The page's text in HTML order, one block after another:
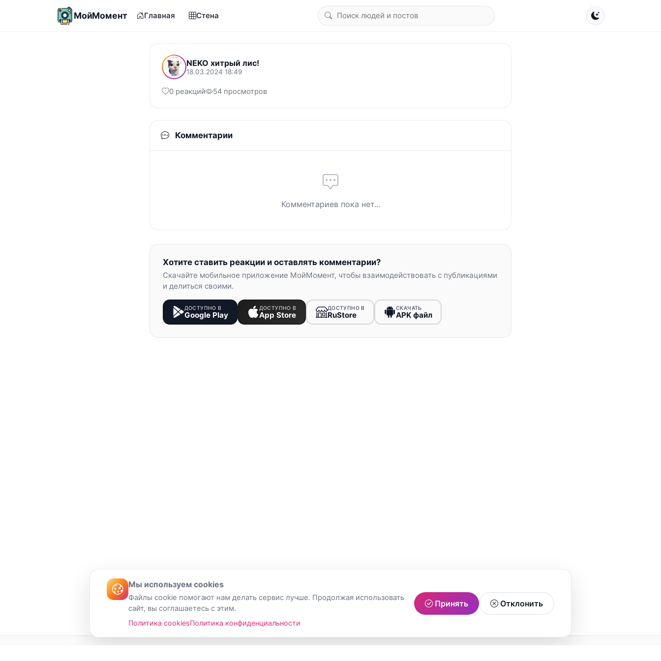
МойМомент Главная Стена
NEKO хитрый лис!
18.03.2024 18:49
0 реакций 54 просмотров
Комментарии
Комментариев пока нет...
Хотите ставить реакции и оставлять комментарии?
Скачайте мобильное приложение МойМомент, чтобы взаимодействовать с публикациями
и делиться своими.
ДОСТУПНО В
Google Play
ДОСТУПНО В
App Store
ДОСТУПНО В
RuStore
СКАЧАТЬ
APK файл
Мы используем cookies
Файлы cookie помогают нам делать сервис лучше. Продолжая использовать
сайт, вы соглашаетесь с этим.
Политика cookiesПолитика конфиденциальности
Принять Отклонить